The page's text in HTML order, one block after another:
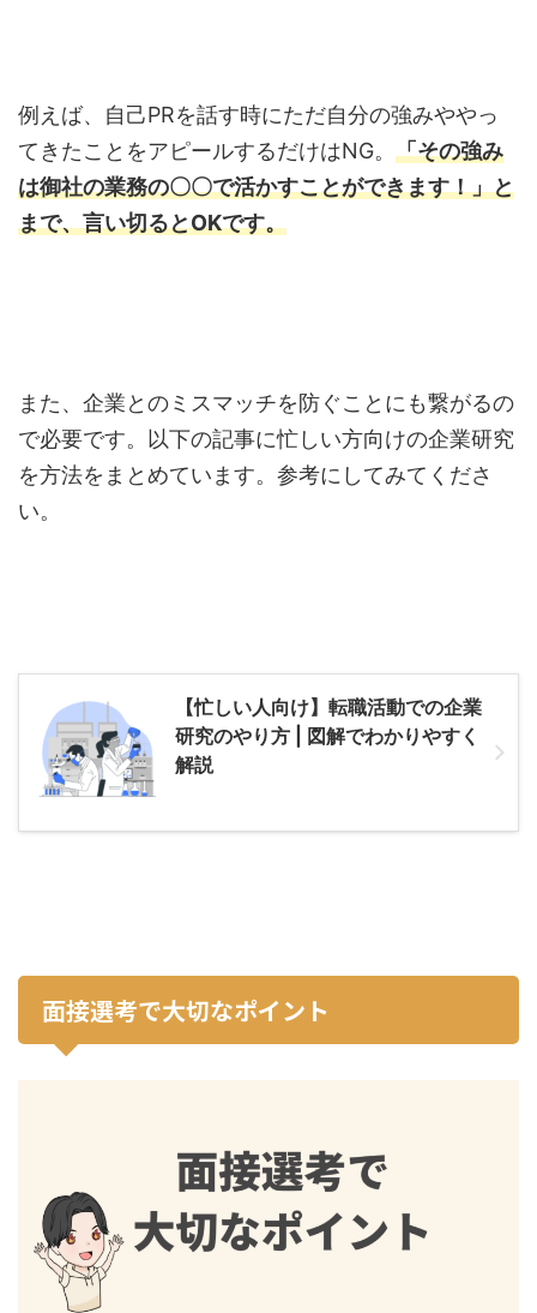
例えば、自己PRを話す時にただ自分の強みややっ
てきたことをアピールするだけはNG。 「その強み
は御社の業務の〇〇で活かすことができます！」と
まで、言い切るとOKです。
また、企業とのミスマッチを防ぐことにも繋がるの
で必要です。以下の記事に忙しい方向けの企業研究
を方法をまとめています。参考にしてみてくださ
い。
【忙しい人向け】転職活動での企業
研究のやり方 | 図解でわかりやすく
解説
面接選考で大切なポイント